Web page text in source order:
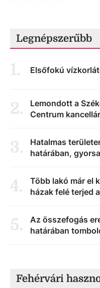
Legnépszerűbb
1. Elsőfokú
2.
Lemondott a
Centrum
3.
Hatalmas
határában,
4.
Több lakó már el
házak felé terjed
5.
Az összefogás
határában
Fehérvári